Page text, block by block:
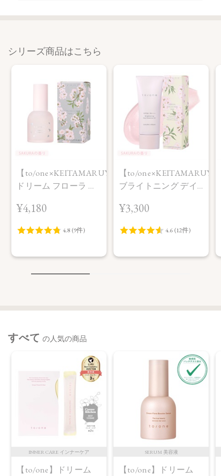
シリーズ商品はこちら
【to/one×KEITAMARUYAMA】
ドリーム フローラ ブ
SAKURA in Bloom＜
限定品＞
¥4,180
【to/
ブライトニング デイ
SAKURA in Bloom＜
限定品＞
¥3,300
すべて の人気の商品
INNER CARE インナーケア
【to/one】ドリーム
SERUM 美容液
【to/one】ドリーム